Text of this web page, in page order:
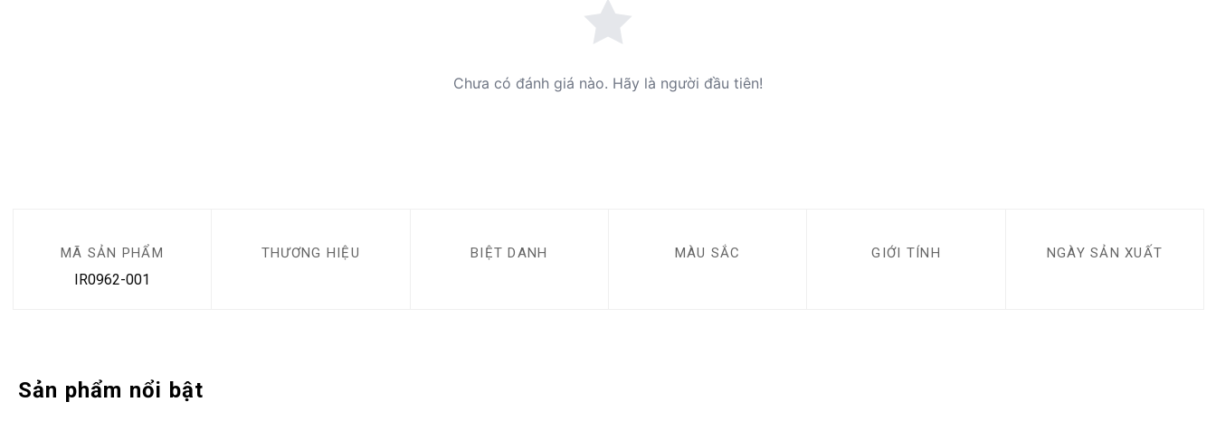
Chưa có đánh giá nào. Hãy là người đầu tiên!
MÃ SẢN PHẨM
IR0962-001
THƯƠNG HIỆU BIỆT DANH MÀU SẮC GIỚI TÍNH NGÀY SẢN XUẤT
Sản phẩm nổi bật